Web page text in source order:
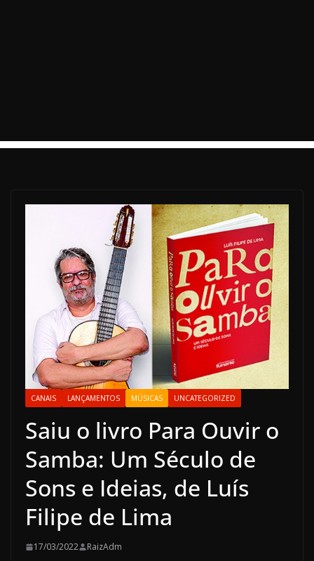
CANAIS LANÇAMENTOS MÚSICAS UNCATEGORIZED
Saiu o livro Para Ouvir o
Samba: Um Século de
Sons e Ideias, de Luís
Filipe de Lima
17/03/2022 RaizAdm